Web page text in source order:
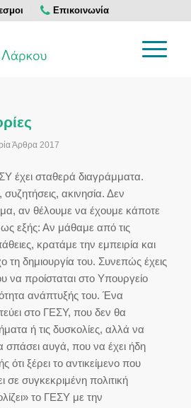
Επικοινωνία
Άρθρα 2017
έχει σταθερά διαγράμματα.
ακινησία. Δεν
αν θέλουμε να έχουμε κάποτε
ως εξής: Αν μάθαμε από τις
κρατάμε την εμπειρία και
τη δημιουργία του. Συνεπώς έχεις
να προίσταται στο Υπουργείο
ανάπτυξής του. Ένα
στο ΓΕΣΥ, που δεν θα
ή τις δυσκολίες, αλλά να
σπάσει αυγά, που να έχει ήδη
ότι ξέρει το αντικείμενο που
σε συγκεκριμένη πολιτική
το ΓΕΣΥ με την